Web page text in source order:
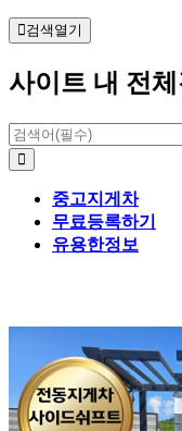
검색열기
사이트 내 전
중고지게차
무료등록하기
유용한정보